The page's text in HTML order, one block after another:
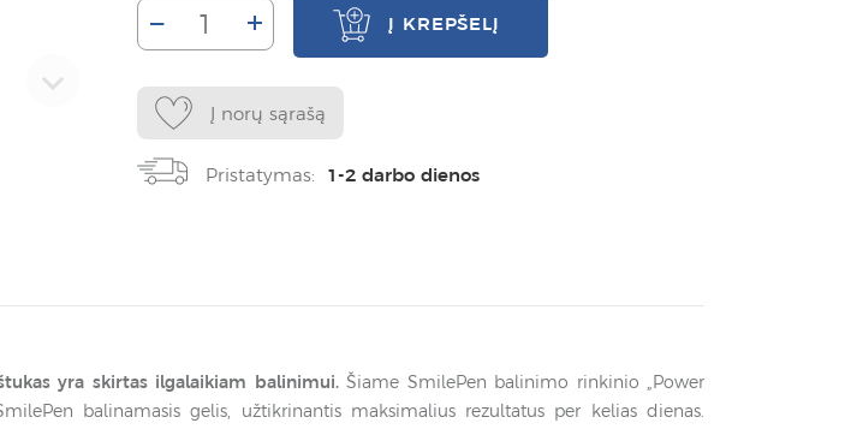
– + Į KREPŠELĮ
Į norų sąrašą
Pristatymas: 1-2 darbo dienos
yra skirtas ilgalaikiam balinimui.Šiame SmilePen balinimo rinkinio „Power
balinamasis gelis, užtikrinantis maksimalius rezultatus per kelias dienas.